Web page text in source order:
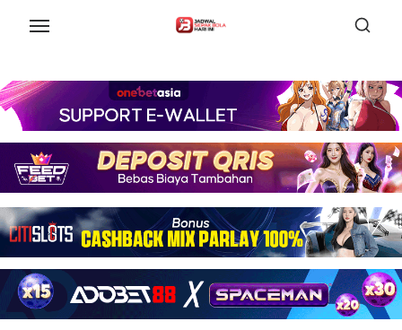
content